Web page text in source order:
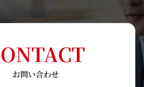
お問い合わせ